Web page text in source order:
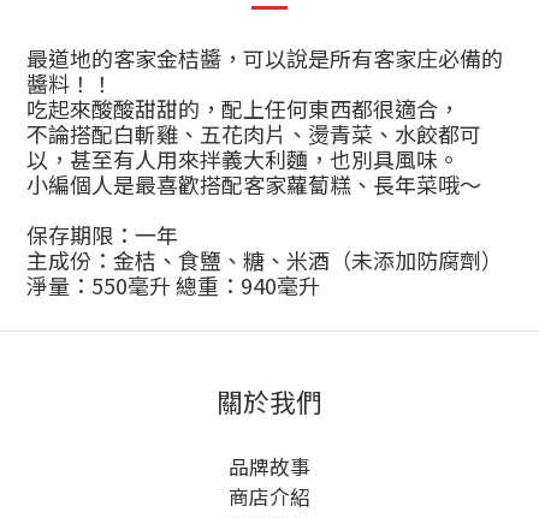
最道地的客家金桔醬，可以說是所有客家庄必備的
醬料！！
吃起來酸酸甜甜的，配上任何東西都很適合，
不論搭配白斬雞、五花肉片、燙青菜、水餃都可
以，甚至有人用來拌義大利麵，也別具風味。
小編個人是最喜歡搭配客家蘿蔔糕、長年菜哦～
保存期限：一年
主成份：金桔、食鹽、糖、米酒（未添加防腐劑）
淨量： 550毫升總重： 940毫升
關於我們
品牌故事
商店介紹